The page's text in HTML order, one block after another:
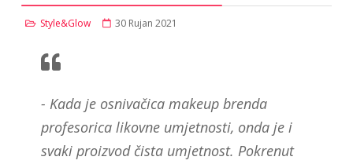
Style&Glow 30 Rujan 2021
- Kada je osnivačica makeup brenda
profesorica likovne umjetnosti, onda je i
svaki proizvod čista umjetnost. Pokrenut